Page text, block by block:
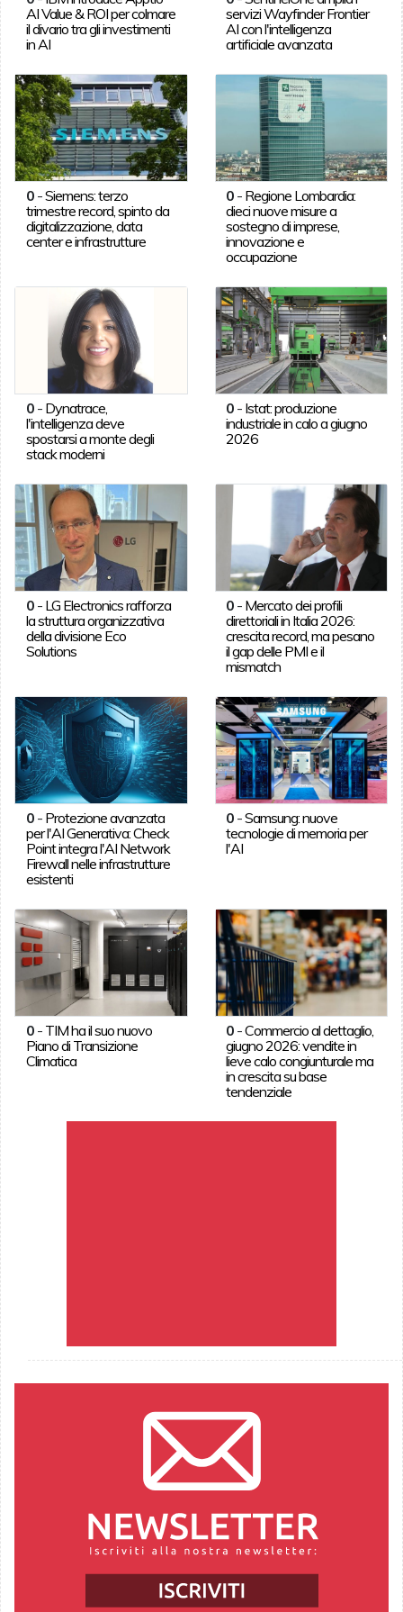
AI Value & ROI per colmare
il divario tra gli investimenti
in AI
servizi Wayfinder Frontier
AI con l'intelligenza
artificiale avanzata
0-Siemens: terzo
trimestre record, spinto da
digitalizzazione, data
center e infrastrutture
0 - Regione Lombardia:
dieci nuove misure a
sostegno di imprese,
innovazione e
occupazione
0- Dynatrace,
l'intelligenza deve
spostarsi a monte degli
stack moderni
0 - Istat: produzione
industriale in calo a giugno
2026
0- LG Electronics rafforza
la struttura organizzativa
della divisione Eco
Solutions
0 - Mercato dei profili
direttoriali in Italia 2026:
crescita record, ma pesano
il gap delle PMI e il
mismatch
0- Protezione avanzata
per l'AI Generativa: Check
Point integra l'AI Network
Firewall nelle infrastrutture
esistenti
0 -Samsung: nuove
tecnologie di memoria per
l'AI
0- TIM ha il suo nuovo
Piano di Transizione
Climatica
0 -Commercio al dettaglio,
giugno 2026: vendite in
lieve calo congiunturale ma
in crescita su base
tendenziale